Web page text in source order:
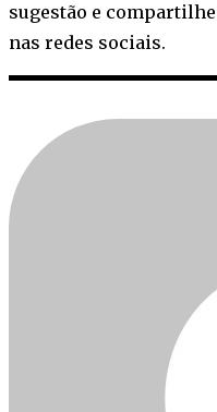
sugestão e
nas redes sociais.